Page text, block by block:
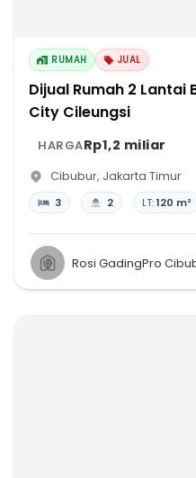
RUMAH JUAL
Dijual Rumah 2 Lantai
City Cileungsi
HARGARp1,2 miliar
Cibubur, Jakarta Timur
3 2 LT:120 m²
Rosi GadingPro